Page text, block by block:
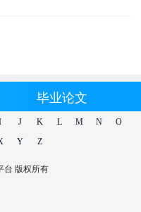
毕业论文
J K L M N
O
Y Z
台 版权所有